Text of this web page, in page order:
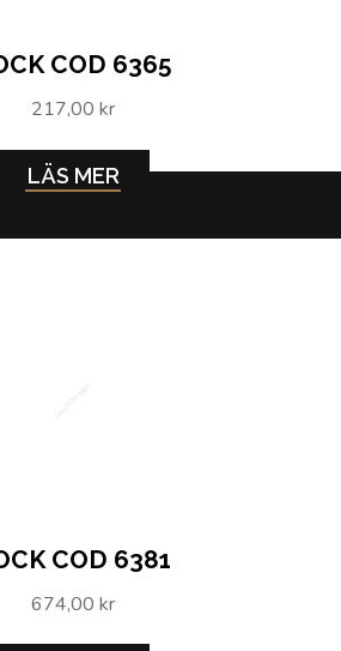
COD 6365
217,00 kr
LÄS MER
COD 6381
674,00 kr